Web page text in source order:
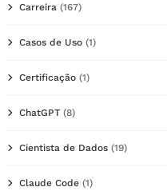
Carreira (167)
Casos de Uso (1)
Certificação (1)
ChatGPT (8)
Cientista de Dados (19)
Claude Code (1)